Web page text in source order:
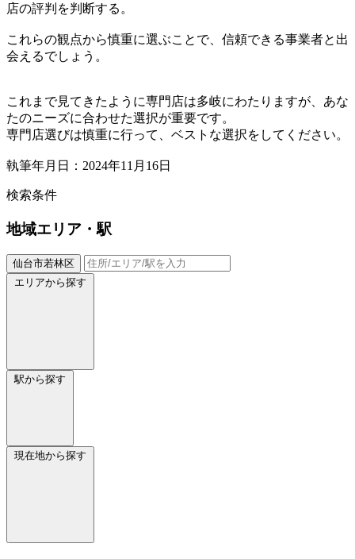
店の評判を判断する。
これらの観点から慎重に選ぶことで、信頼できる事業者と出
会えるでしょう。
これまで見てきたように専門店は多岐にわたりますが、あな
たのニーズに合わせた選択が重要です。
専門店選びは慎重に行って、ベストな選択をしてください。
執筆年月日：2024年11月16日
検索条件
地域エリア・駅
仙台市若林区
エリアから探す
駅から探す
現在地から探す